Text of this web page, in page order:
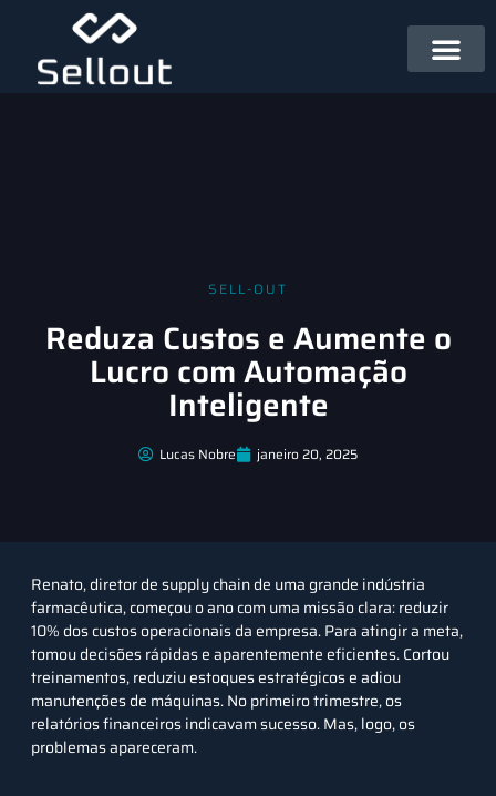
SELL-OUT
Reduza Custos e Aumente o
Lucro com Automação
Inteligente
Lucas Nobre janeiro 20, 2025
Renato, diretor de supply chain de uma grande indústria
farmacêutica, começou o ano com uma missão clara: reduzir
10% dos custos operacionais da empresa. Para atingir a meta,
tomou decisões rápidas e aparentemente eficientes. Cortou
treinamentos, reduziu estoques estratégicos e adiou
manutenções de máquinas. No primeiro trimestre, os
relatórios financeiros indicavam sucesso. Mas, logo, os
problemas apareceram.